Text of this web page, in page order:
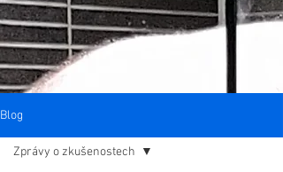
Blog
Zprávy o zkušenostech